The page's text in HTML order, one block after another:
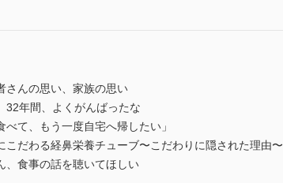
んの思い、家族の思い
32年間、よくがんばったな
べて、もう一度自宅へ帰したい」
こだわる経鼻栄養チューブ〜こだわりに隠された理由〜
、食事の話を聴いてほしい